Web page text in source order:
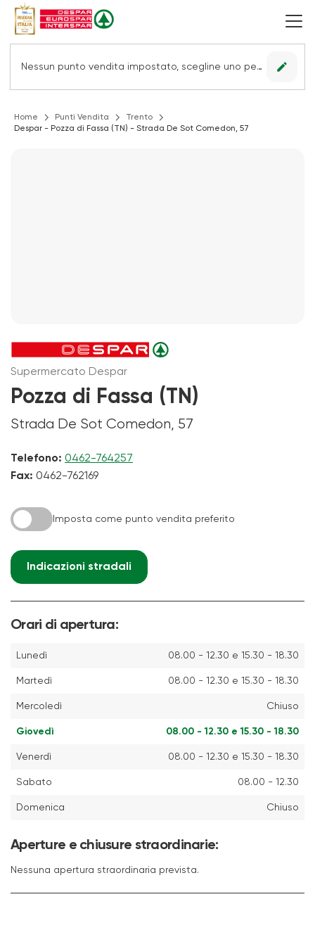
Nessun punto vendita impostato, scegline uno per vedere le offerte. edit
Home Punti Vendita
Trento
Despar - Pozza di Fassa (TN) - Strada De Sot Comedon, 57
Supermercato Despar
Pozza di Fassa (TN)
Strada De Sot Comedon, 57
Telefono: 0462-764257
Fax: 0462-762169
Imposta come punto vendita preferito
Indicazioni stradali
Orari di apertura:
Lunedì 08.00 - 12.30 e 15.30 - 18.30
Martedì 08.00 - 12.30 e 15.30 - 18.30
Mercoledì Chiuso
Giovedì 08.00 - 12.30 e 15.30 - 18.30
Venerdì 08.00 - 12.30 e 15.30 - 18.30
Sabato 08.00 - 12.30
Domenica Chiuso
Aperture e chiusure straordinarie:
Nessuna apertura straordinaria prevista.